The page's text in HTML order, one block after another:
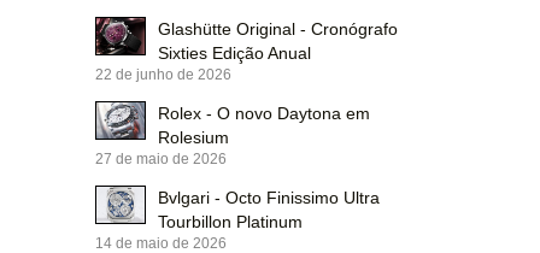
Glashütte Original - Cronógrafo
Sixties Edição Anual
22 de junho de 2026
Rolex - O novo Daytona em
Rolesium
27 de maio de 2026
Bvlgari - Octo Finissimo Ultra
Tourbillon Platinum
14 de maio de 2026